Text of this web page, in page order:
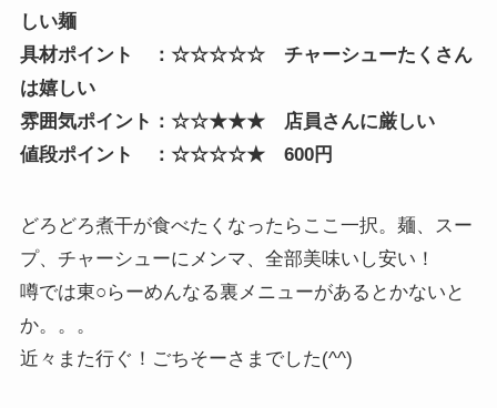
しい麺
具材ポイント ：☆☆☆☆☆ チャーシューたくさん
は嬉しい
雰囲気ポイント：☆☆★★★ 店員さんに厳しい
値段ポイント ：☆☆☆☆★ 600円
どろどろ煮干が食べたくなったらここ一択。麺、スー
プ、チャーシューにメンマ、全部美味いし安い！
噂では東○らーめんなる裏メニューがあるとかないと
か。。。
近々また行ぐ！ごちそーさまでした(^^)